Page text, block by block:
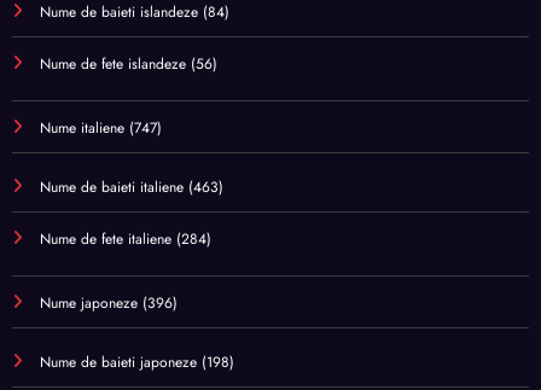
Nume de baieti islandeze (84)
Nume de fete islandeze (56)
Nume italiene (747)
Nume de baieti italiene (463)
Nume de fete italiene (284)
Nume japoneze (396)
Nume de baieti japoneze (198)